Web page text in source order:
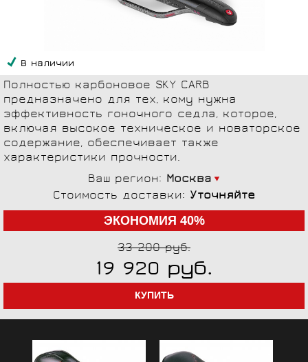
В наличии
Полностью карбоновое SKY CARB
предназначено для тех, кому нужна
эффективность гоночного седла, которое,
включая высокое техническое и новаторское
содержание, обеспечивает также
характеристики прочности.
Ваш регион: Москва
Стоимость доставки: Уточняйте
ЭКОНОМИЯ 40%
33 200 руб.
19 920 руб.